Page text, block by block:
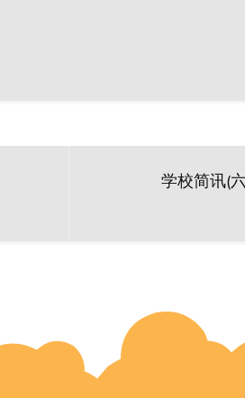
学校简讯(